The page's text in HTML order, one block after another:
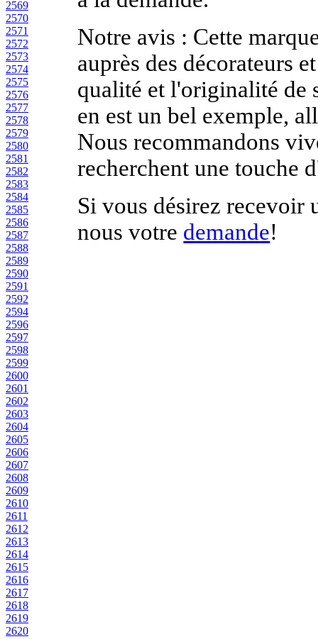
2569
2570
2571
2572
2573
2574
2575
2576
2577
2578
2579
2580
2581
2582
2583
2584
2585
2586
2587
2588
2589
2590
2591
2592
2594
2596
2597
2598
2599
2600
2601
2602
2603
2604
2605
2606
2607
2608
2609
2610
2611
2612
2613
2614
2615
2616
2617
2618
2619
2620
Notre avis : Cette
auprès des décorateurs
qualité et l'originalité de
en est un bel exemple,
Nous recommandons
recherchent une touche
Si vous désirez recevoir
nous votre demande!